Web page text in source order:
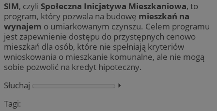
SIM, czyli Społeczna Inicjatywa Mieszkaniowa, to
program, który pozwala na budowę mieszkań na
wynajem o umiarkowanym czynszu. Celem programu
jest zapewnienie dostępu do przystępnych cenowo
mieszkań dla osób, które nie spełniają kryteriów
wnioskowania o mieszkanie komunalne, ale nie mogą
sobie pozwolić na kredyt hipoteczny.
Słuchaj
⏵︎
Tagi: